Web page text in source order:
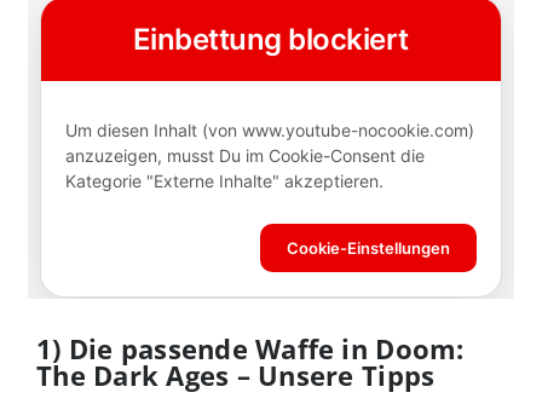
1) Die passende Waffe in Doom:
The Dark Ages – Unsere Tipps